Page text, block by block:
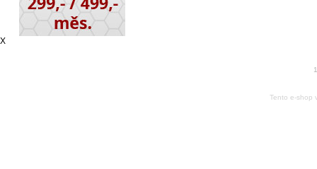
X
Tento e-shop